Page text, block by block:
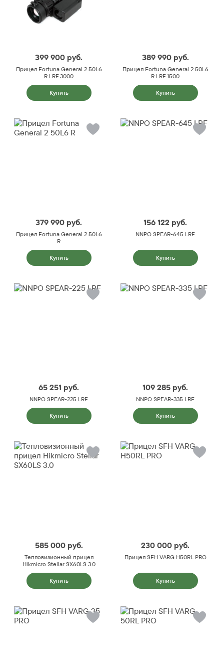
399 900 руб.
Прицел Fortuna General 2 50L6
R LRF 3000
Купить
389 990 руб.
Прицел Fortuna General 2 50L6
R LRF 1500
Купить
379 990 руб.
Прицел Fortuna General 2 50L6
R
Купить
156 122 руб.
NNPO SPEAR-645 LRF
Купить
65 251 руб.
NNPO SPEAR-225 LRF
Купить
109 285 руб.
NNPO SPEAR-335 LRF
Купить
585 000 руб.
Тепловизионный прицел
Hikmicro Stellar SX60LS 3.0
Купить
230 000 руб.
Прицел SFH VARG H50RL PRO
Купить